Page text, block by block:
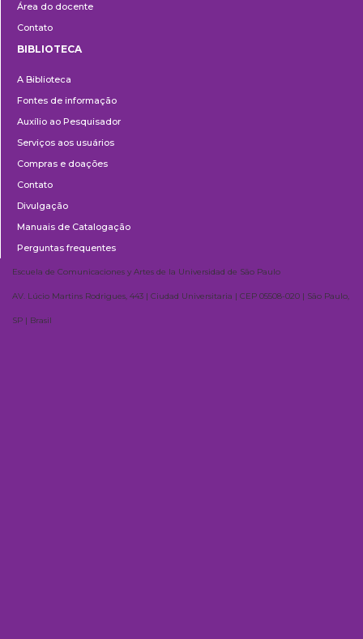
Área do docente
Contato
BIBLIOTECA
A Biblioteca
Fontes de informação
Auxílio ao Pesquisador
Serviços aos usuários
Compras e doações
Contato
Divulgação
Manuais de Catalogação
Perguntas frequentes
Escuela de Comunicaciones y Artes de la Universidad de São Paulo
AV. Lúcio Martins Rodrigues, 443 | Ciudad Universitaria | CEP 05508-020 | São Paulo,
SP | Brasil